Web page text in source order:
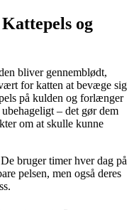
og
bliver gennemblødt,
for katten at bevæge sig
på kulden og forlænger
– det gør dem
om at skulle kunne
bruger timer hver dag på
pelsen, men også deres